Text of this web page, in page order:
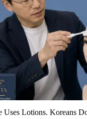
Uses Lotions. Koreans